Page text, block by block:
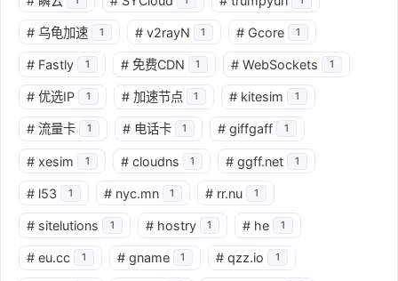
# 乌龟加速 1 # v2rayN 1 # Gcore 1
# Fastly 1 # 免费CDN 1 # WebSockets 1
# 优选IP 1 # 加速节点 1 # kitesim 1
# 流量卡 1 # 电话卡 1 # giffgaff 1
# xesim 1 # cloudns 1 # ggff.net 1
# l53 1 # nyc.mn 1 # rr.nu 1
# sitelutions 1 # hostry 1 # he 1
# eu.cc 1 # gname 1 # qzz.io 1